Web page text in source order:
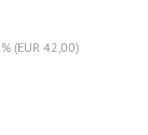
(EUR 42,00)